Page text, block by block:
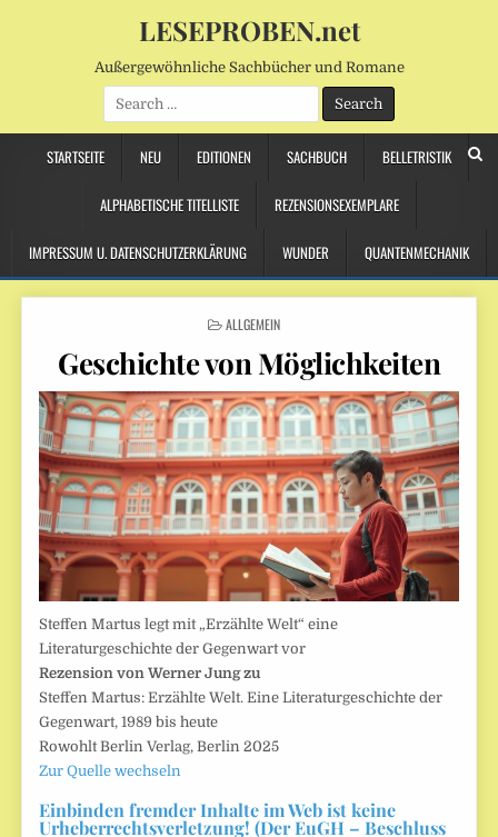
LESEPROBEN.net
Außergewöhnliche Sachbücher und Romane
Search
for:
STARTSEITE NEU EDITIONEN SACHBUCH BELLETRISTIK
ALPHABETISCHE TITELLISTE REZENSIONSEXEMPLARE
IMPRESSUM U. DATENSCHUTZERKLÄRUNG WUNDER QUANTENMECHANIK
POSTED
ALLGEMEIN
Geschichte von Möglichkeiten
Steffen Martus legt mit „Erzählte Welt“ eine
Literaturgeschichte der Gegenwart vor
Rezension von Werner Jung zu
Steffen Martus: Erzählte Welt. Eine Literaturgeschichte der
Gegenwart, 1989 bis heute
Rowohlt Berlin Verlag, Berlin 2025
Zur Quelle wechseln
Einbinden fremder Inhalte im Web ist keine
Urheberrechtsverletzung! (Der EuGH – Beschluss